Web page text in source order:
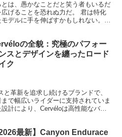
は、愚かなことだと笑う者もいるだ
げることを恐れぬ力だ。 君は特化
デルに手を伸ばすかもしれない。し
の全貌：究極のパフォー
スとデザインを纏ったロード
ク
革新を追求し続けるブランドで、
で幅広いライダーに支持されていま
計により、Cervéloは高性能なバイ
2026最新】Canyon Endurace